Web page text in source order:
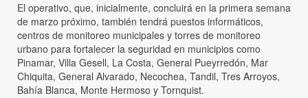
El operativo, que, inicialmente, concluirá en la primera semana
de marzo próximo, también tendrá puestos informáticos,
centros de monitoreo municipales y torres de monitoreo
urbano para fortalecer la seguridad en municipios como
Pinamar, Villa Gesell, La Costa, General Pueyrredón, Mar
Chiquita, General Alvarado, Necochea, Tandil, Tres Arroyos,
Bahía Blanca, Monte Hermoso y Tornquist.